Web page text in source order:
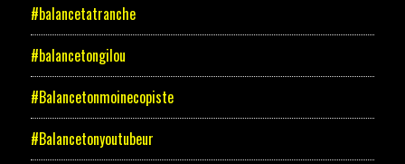
#balancetatranche
#balancetongilou
#Balancetonmoinecopiste
#Balancetonyoutubeur